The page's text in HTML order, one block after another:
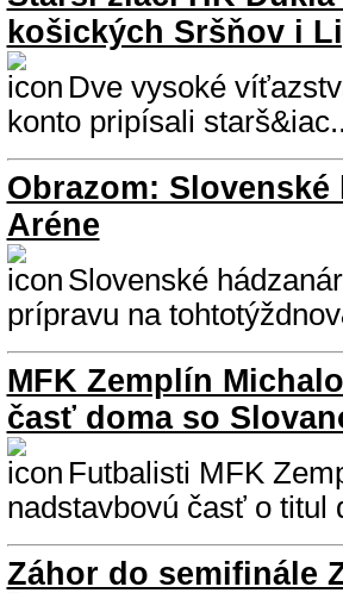
košických Sršňov i
Dve vysoké
konto pripísali
Obrazom:
Aréne
Slovenské
prípravu na
MFK Zemplín
časť doma so
Futbalisti MFK
nadstavbovú časť o titul
Záhor do semifinále